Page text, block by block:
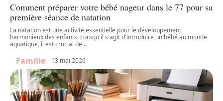
Comment préparer votre bébé nageur dans le 77 pour sa
première séance de natation
La natation est une activité essentielle pour le développement
harmonieux des enfants. Lorsqu'il s'agit d'introduire un bébé au monde
aquatique, il est crucial de…
Famille 13 mai 2026